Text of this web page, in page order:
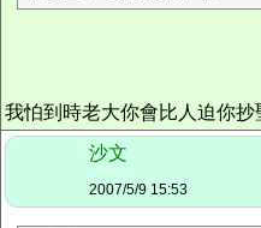
我怕到時老大你會比人迫你抄
沙文
2007/5/9 15:53